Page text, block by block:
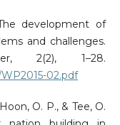
development of
and challenges.
2(2), 1–28.
02.pdf
O. P., & Tee, O.